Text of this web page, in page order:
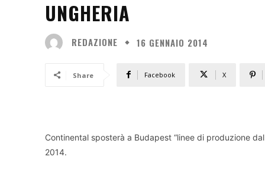
UNGHERIA
REDAZIONE 16 GENNAIO 2014
Share Facebook X
Continental sposterà a Budapest “linee di produzione
2014.